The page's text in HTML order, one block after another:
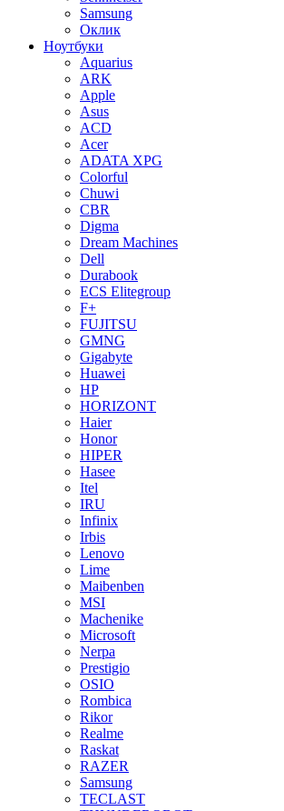
Samsung
Оклик
Ноутбуки
Aquarius
ARK
Apple
Asus
ACD
Acer
ADATA XPG
Colorful
Chuwi
CBR
Digma
Dream Machines
Dell
Durabook
ECS Elitegroup
F+
FUJITSU
GMNG
Gigabyte
Huawei
HP
HORIZONT
Haier
Honor
HIPER
Hasee
Itel
IRU
Infinix
Irbis
Lenovo
Lime
Maibenben
MSI
Machenike
Microsoft
Nerpa
Prestigio
OSIO
Rombica
Rikor
Realme
Raskat
RAZER
Samsung
TECLAST